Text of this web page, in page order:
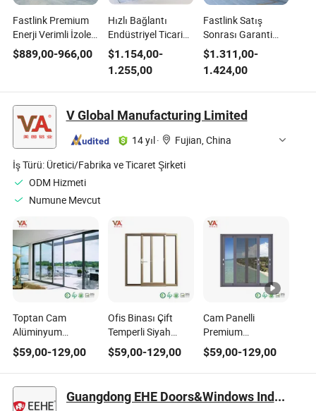
Fastlink Premium
Enerji Verimli İzole
Otomatik Sekmeli
Garaj Kapısı
Pencereler ile
$889,00-966,00
Hızlı Bağlantı
Endüstriyel Ticari
Üstten Açılır
Özelleştirilmiş
Alüminyum
Alaşımlı Elektrikli
Depo Yalıtımlı
Bölmeli Kapı
$1.154,00-
1.255,00
Fastlink Satış
Sonrası Garanti
Depo Endüstriyel
Alaşım Çelik
Elektrikli Tekli
Tabaka Bölmeli
$1.311,00-
1.424,00
V Global Manufacturing Limited
14 yıl·
Fujian, China
İş Türü: Üretici/Fabrika ve Ticaret Şirketi
ODM Hizmeti
Numune Mevcut
Toptan Cam
Alüminyum
Pencereler ve
Kapılar Üreticisi
Balkon için Kayar
Kapılar
$59,00-129,00
Ofis Binası Çift
Temperli Siyah
Renk İç Alüminyum
Cam Kayar Kapılar
$59,00-129,00
Cam Panelli
Premium
Alüminyum Kayar
Teras Kapıları
$59,00-129,00
Guangdong EHE Doors&Windows Industry Co.Ltd